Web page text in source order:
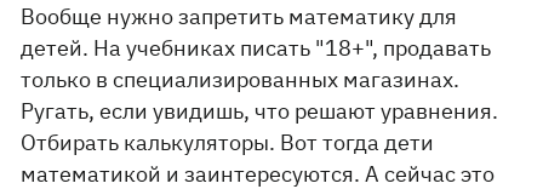
Вообще нужно запретить математику для
детей. На учебниках писать "18+", продавать
только в специализированных магазинах.
Ругать, если увидишь, что решают уравнения.
Отбирать калькуляторы. Вот тогда дети
математикой и заинтересуются. А сейчас это